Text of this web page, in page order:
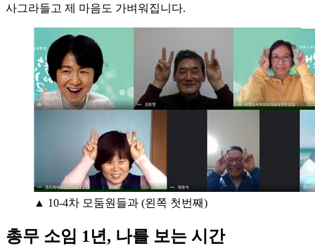
사그라들고 제 마음도 가벼워집니다.
▲ 10-4차 모둠원들과 (왼쪽 첫번째)
총무 소임 1년, 나를 보는 시간